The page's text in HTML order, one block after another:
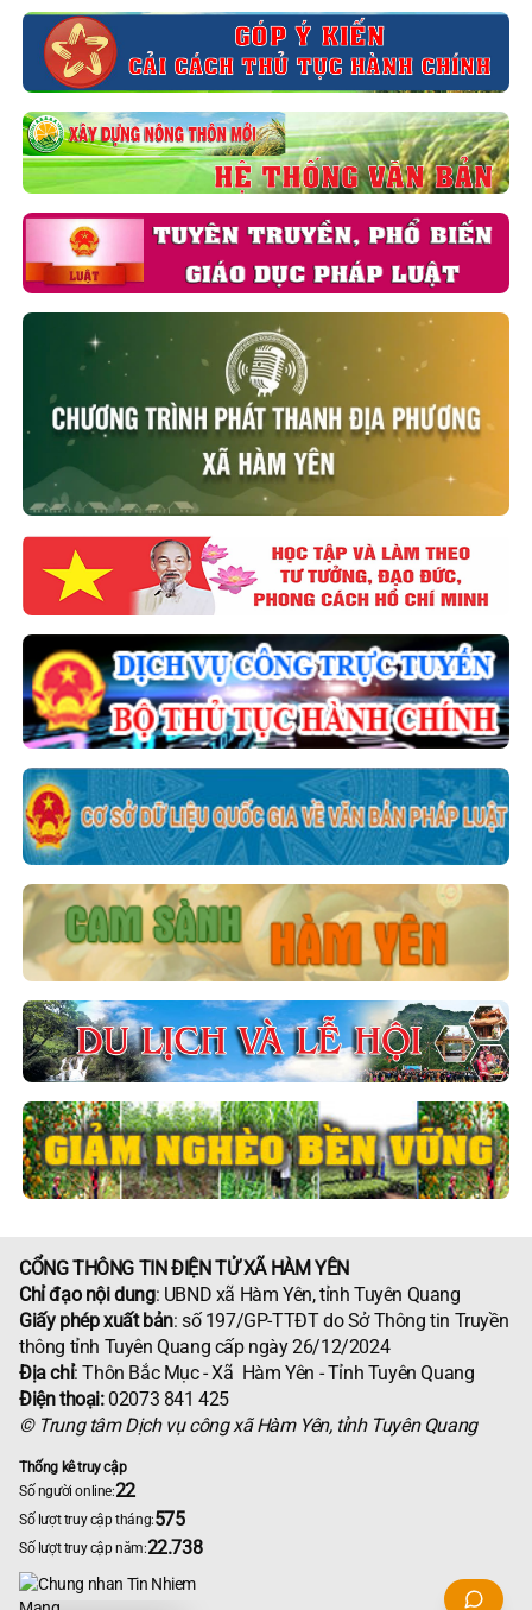
CỔNG THÔNG TIN ĐIỆN TỬ XÃ HÀM YÊN
Chỉ đạo nội dung: UBND xã Hàm Yên, tỉnh Tuyên Quang
Giấy phép xuất bản: số 197/GP-TTĐT do Sở Thông tin Truyền
thông tỉnh Tuyên Quang cấp ngày 26/12/2024
Địa chỉ: Thôn Bắc Mục - Xã Hàm Yên - Tỉnh Tuyên Quang
Điện thoại:02073 841 425
© Trung tâm Dịch vụ công xã Hàm Yên, tỉnh Tuyên Quang
Thống kê truy cập
Số người online:22
Số lượt truy cập tháng:575
Số lượt truy cập năm:22.738